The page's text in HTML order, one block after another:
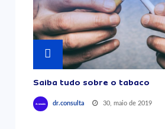
Saiba tudo sobre o tabaco
dr.consulta 30, maio de 2019